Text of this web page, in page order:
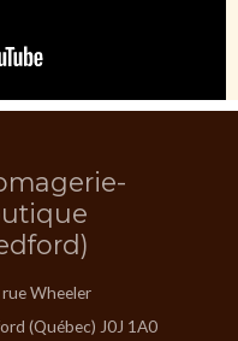
Wheeler
(Québec) J0J 1A0